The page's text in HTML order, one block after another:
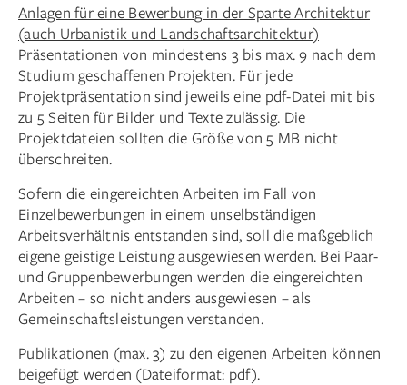
Anlagen für eine Bewerbung in der Sparte Architektur
(auch Urbanistik und Landschaftsarchitektur)
Präsentationen von mindestens 3 bis max. 9 nach dem
Studium geschaffenen Projekten. Für jede
Projektpräsentation sind jeweils eine pdf-Datei mit bis
zu 5 Seiten für Bilder und Texte zulässig. Die
Projektdateien sollten die Größe von 5 MB nicht
überschreiten.
Sofern die eingereichten Arbeiten im Fall von
Einzelbewerbungen in einem unselbständigen
Arbeitsverhältnis entstanden sind, soll die maßgeblich
eigene geistige Leistung ausgewiesen werden. Bei Paar-
und Gruppenbewerbungen werden die eingereichten
Arbeiten – so nicht anders ausgewiesen – als
Gemeinschaftsleistungen verstanden.
Publikationen (max. 3) zu den eigenen Arbeiten können
beigefügt werden (Dateiformat: pdf).